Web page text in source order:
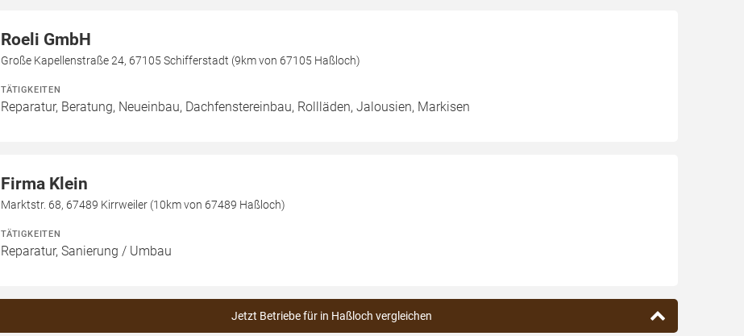
Roeli GmbH
Große Kapellenstraße 24, 67105 Schifferstadt (9km von 67105 Haßloch)
TÄTIGKEITEN
Reparatur, Beratung, Neueinbau, Dachfenstereinbau, Rollläden, Jalousien, Markisen
Firma Klein
Marktstr. 68, 67489 Kirrweiler (10km von 67489 Haßloch)
TÄTIGKEITEN
Reparatur, Sanierung / Umbau
Jetzt Betriebe für in Haßloch vergleichen